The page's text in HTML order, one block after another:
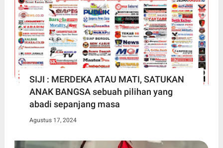
SIJI : MERDEKA ATAU MATI, SATUKAN
ANAK BANGSA sebuah pilihan yang
abadi sepanjang masa
Agustus 17, 2024